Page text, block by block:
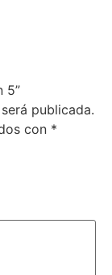
5”
publicada.
con *